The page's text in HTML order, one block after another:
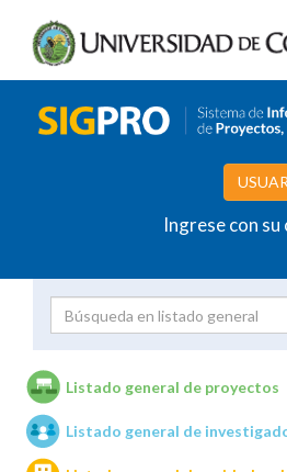
Ingrese con
Unidades de investigación
Listado general de proyectos
Listado general de